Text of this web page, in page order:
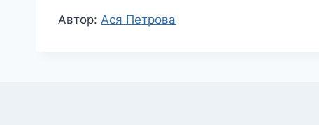
Метки
Автор: Ася Петрова